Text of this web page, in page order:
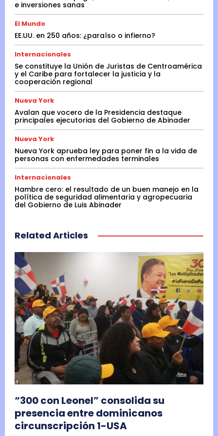
e inversiones sanas
El Mundo
EE.UU. en 250 años: ¿paraíso o infierno?
Internacionales
Se constituye la Unión de Juristas de Centroamérica
y el Caribe para fortalecer la justicia y la
cooperación regional
Nueva York
Avalan que vocero de la Presidencia destaque
principales ejecutorias del Gobierno de Abinader
Nueva York
Nueva York aprueba ley para poner fin a la vida de
personas con enfermedades terminales
Internacionales
Hambre cero: el resultado de un buen manejo en la
política de seguridad alimentaria y agropecuaria
del Gobierno de Luis Abinader
Related Articles
“300 con Leonel” consolida su
presencia entre dominicanos
circunscripción 1-USA